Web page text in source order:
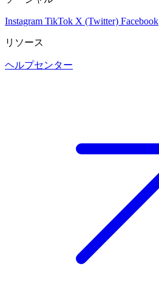
Instagram TikTok X (Twitter) Facebook
リソース
ヘルプセンター